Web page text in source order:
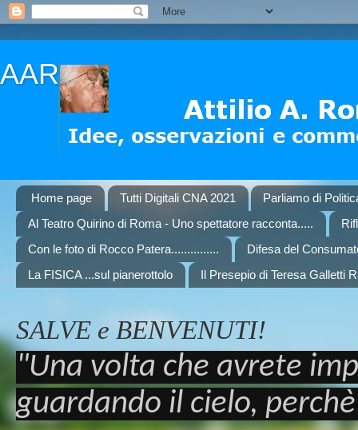
AAR
Home page Tutti Digitali CNA 2021
Parliamo di
Al Teatro Quirino di Roma - Uno spettatore racconta.....
Con le foto di Rocco Patera...............
Difesa del
La FISICA ...sul pianerottolo
Il Presepio di Teresa Galletti
SALVE e BENVENUTI!
"Una volta che avrete
guardando il cielo,